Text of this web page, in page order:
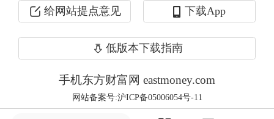
（Robinhood日线图，来源：
给网站提点意见 下载App
低版本下载指南
手机东方财富网 eastmoney.com
网站备案号:沪ICP备05006054号-11